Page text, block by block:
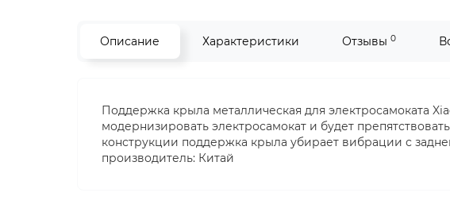
Описание Характеристики Отзывы 0
Поддержка крыла металлическая для электросамоката
модернизировать электросамокат и будет
конструкции поддержка крыла убирает вибрации с
производитель: Китай